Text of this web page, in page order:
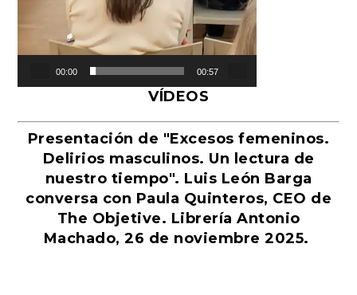
00:00 00:57
VÍDEOS
Presentación de "Excesos femeninos.
Delirios masculinos. Un lectura de
nuestro tiempo". Luis León Barga
conversa con Paula Quinteros, CEO de
The Objetive. Librería Antonio
Machado, 26 de noviembre 2025.